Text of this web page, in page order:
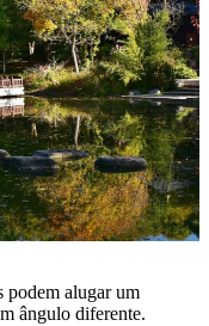
podem alugar um
ângulo diferente.